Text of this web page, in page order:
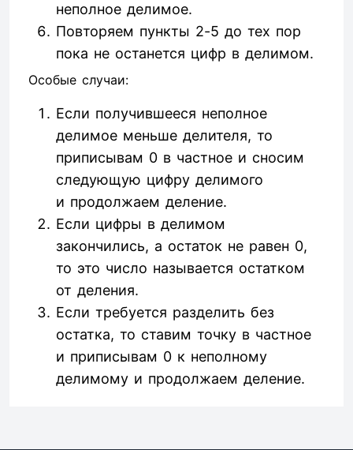
неполное делимое.
Повторяем пункты 2-5 до тех пор
пока не останется цифр в делимом.
Особые случаи:
Если получившееся неполное
делимое меньше делителя, то
приписывам 0 в частное и сносим
следующую цифру делимого
и продолжаем деление.
Если цифры в делимом
закончились, а остаток не равен 0,
то это число называется остатком
от деления.
Если требуется разделить без
остатка, то ставим точку в частное
и приписывам 0 к неполному
делимому и продолжаем деление.